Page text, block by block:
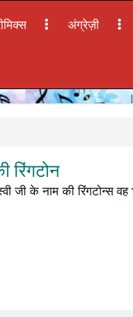
अंग्रेज़ी
रिंगटोन
जी के नाम की रिंगटोन्स